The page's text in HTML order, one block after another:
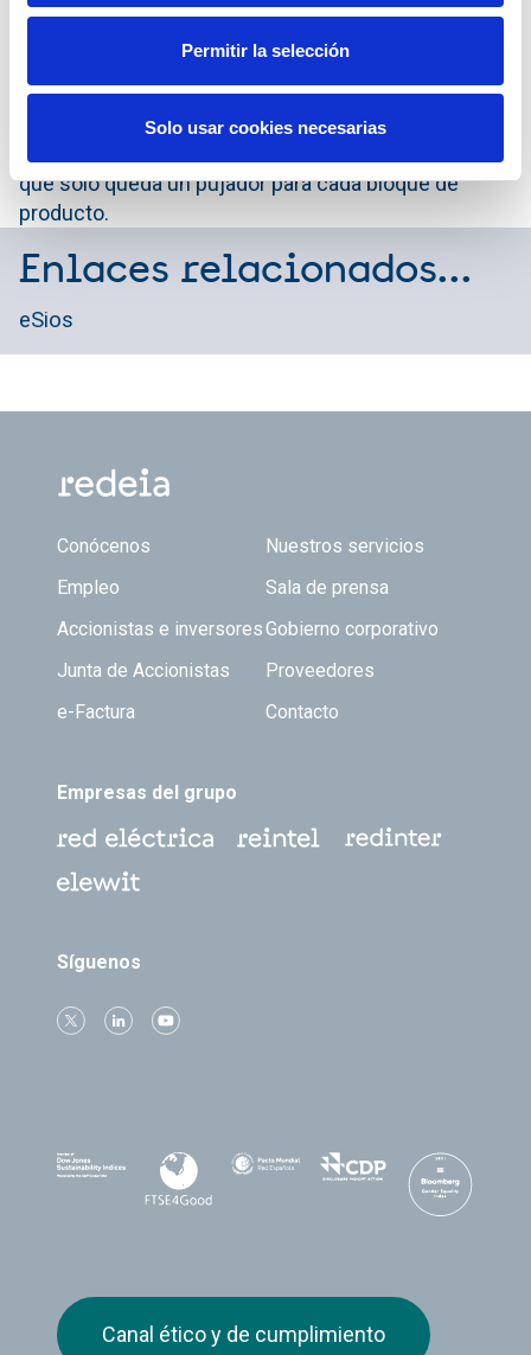
Permitir la selección
Solo usar cookies necesarias
organismo encargado de definir todo este
procedimiento y las reglas por las que se rige.
El proceso se articula mediante un sistema de
subastas competitivas a la baja en las que el precio
de salida se reduce en tramos de 1.000 euros hasta
que solo queda un pujador para cada bloque de
producto.
Enlaces relacionados...
eSios
Footer TOP
Conócenos
Nuestros servicios
Empleo
Sala de prensa
Accionistas e inversoresGobierno corporativo
Junta de Accionistas
Proveedores
e-Factura
Contacto
Empresas del grupo
Síguenos
Canal ético y de cumplimiento